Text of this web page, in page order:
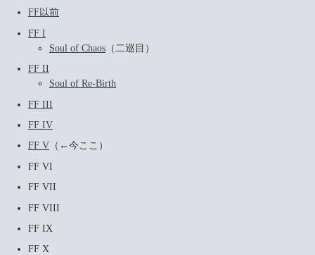
FF以前
FF I
Soul of Chaos （二巡目）
FF II
Soul of Re-Birth
FF III
FF IV
FF V （←今ここ）
FF VI
FF VII
FF VIII
FF IX
FF X